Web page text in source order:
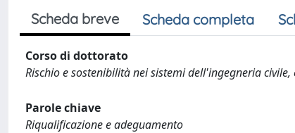
Scheda breve Scheda completa
Corso di dottorato
Rischio e sostenibilità nei sistemi dell'ingegneria
Parole chiave
Riqualificazione e adeguamento